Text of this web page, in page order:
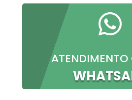

ATENDIMENTO